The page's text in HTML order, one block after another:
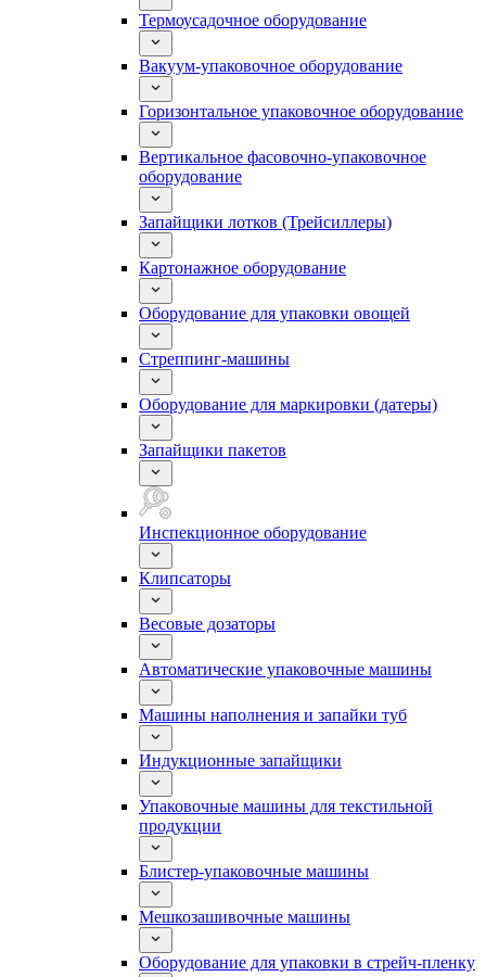
Термоусадочное оборудование
Вакуум-упаковочное оборудование
Горизонтальное упаковочное оборудование
Вертикальное фасовочно-упаковочное
оборудование
Запайщики лотков (Трейсиллеры)
Картонажное оборудование
Оборудование для упаковки овощей
Стреппинг-машины
Оборудование для маркировки (датеры)
Запайщики пакетов
Инспекционное оборудование
Клипсаторы
Весовые дозаторы
Автоматические упаковочные машины
Машины наполнения и запайки туб
Индукционные запайщики
Упаковочные машины для текстильной
продукции
Блистер-упаковочные машины
Мешкозашивочные машины
Оборудование для упаковки в стрейч-пленку